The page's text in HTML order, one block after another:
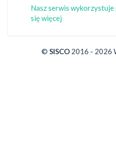
Nasz serwis
się więcej
© SISCO 2016 - 2026